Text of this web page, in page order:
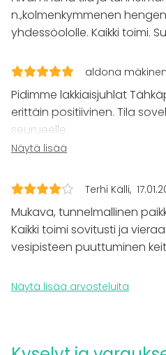
Illallinen / lounas
Kokous
Esitys / näytös
Virkistystilaisuus
Mökkireissu / retriitti
Elämys / aktiviteetti
Pikkujoulut
Monitoimitila
Kokoushuone
Lounge
Kartano / Huvila
Elämyspalvelu
n.,kolmenkymmenen
yhdessöololle. Kaikki toimi.
aldona mäkinen
Pidimme lakkiaisjuhlat
erittäin positiivinen. Tila
seurueelle.
Erityismaininnan ansaitsee
mieleen. Kesäaikaan myös
niitä voi hyödyntää niin
yhdessäoloon.
Tilat olivat viihtyisät,
juhliin ja muihin tilaisuuksiin,
Näytä lisää
Terhi Källi
Mukava, tunnelmallinen
Kaikki toimi sovitusti ja
vesipisteen puuttuminen
Näytä lisää arvosteluita